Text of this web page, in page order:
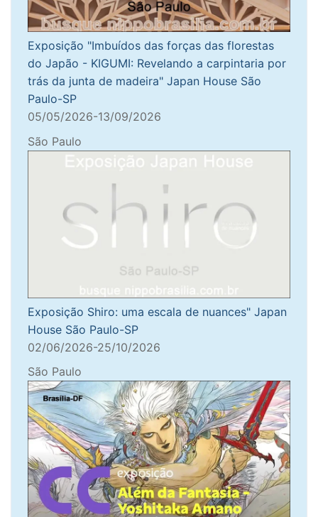
Exposição "Imbuídos das forças das florestas
do Japão - KIGUMI: Revelando a carpintaria por
trás da junta de madeira" Japan House São
Paulo-SP
05/05/2026-13/09/2026
São Paulo
Exposição Shiro: uma escala de nuances" Japan
House São Paulo-SP
02/06/2026-25/10/2026
São Paulo